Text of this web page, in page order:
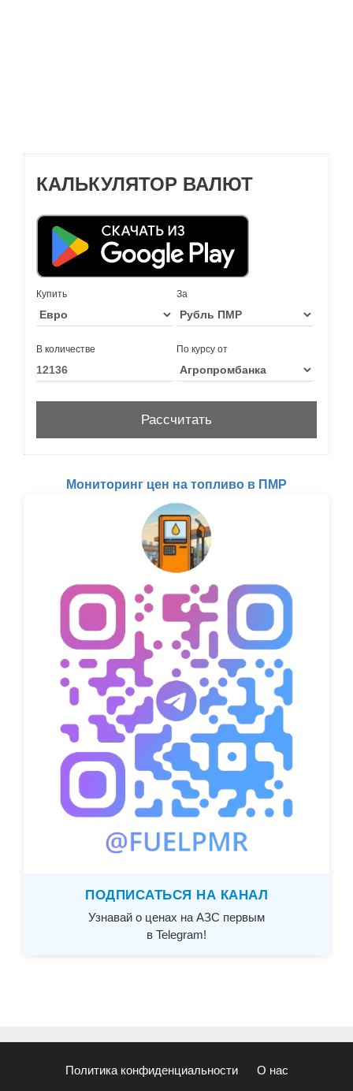
КАЛЬКУЛЯТОР ВАЛЮТ
Купить За
В количестве По курсу от
Мониторинг цен на топливо в ПМР
ПОДПИСАТЬСЯ НА КАНАЛ
Узнавай о ценах на АЗС первым
в Telegram!
Политика конфиденциальности О нас